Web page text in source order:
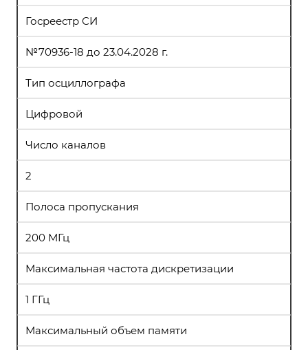
Госреестр СИ
№70936-18 до 23.04.2028 г.
Тип осциллографа
Цифровой
Число каналов
2
Полоса пропускания
200 МГц
Максимальная частота дискретизации
1 ГГц
Максимальный объем памяти